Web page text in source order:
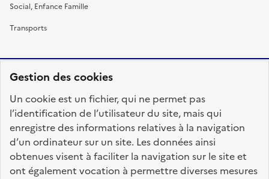
Gestion des cookies
Un cookie est un fichier, qui ne permet pas
l’identification de l’utilisateur du site, mais qui
enregistre des informations relatives à la navigation
d’un ordinateur sur un site. Les données ainsi
obtenues visent à faciliter la navigation sur le site et
ont également vocation à permettre diverses mesures
Social, Enfance Famille
Transports
FRANÇAISE
fonction-publique.gouv.fr legifrance.gouv.fr